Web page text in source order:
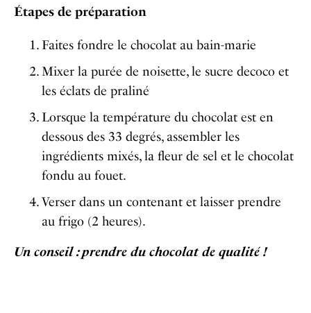
Étapes de préparation
Faites fondre le chocolat au bain-marie
Mixer la purée de noisette, le sucre decoco et
les éclats de praliné
Lorsque la température du chocolat est en
dessous des 33 degrés, assembler les
ingrédients mixés, la fleur de sel et le chocolat
fondu au fouet.
Verser dans un contenant et laisser prendre
au frigo (2 heures).
Un conseil : prendre du chocolat de qualité !